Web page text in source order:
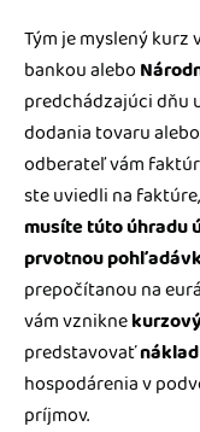
Tým je myslený
bankou alebo
predchádzajúci dňu
dodania tovaru
odberateľ vám
ste uviedli na
musíte túto úhradu
prvotnou
prepočítanou na
vám vznikne
predstavovať
hospodárenia v
príjmov.